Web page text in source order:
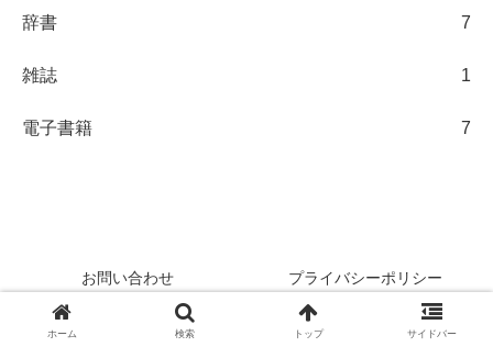
辞書 7
雑誌 1
電子書籍 7
お問い合わせ
プライバシーポリシー
情報の外部送信について
ホーム 検索 トップ サイドバー